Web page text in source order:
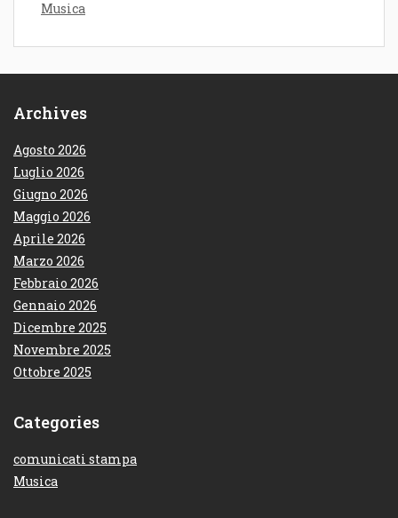
Musica
Archives
Agosto 2026
Luglio 2026
Giugno 2026
Maggio 2026
Aprile 2026
Marzo 2026
Febbraio 2026
Gennaio 2026
Dicembre 2025
Novembre 2025
Ottobre 2025
Categories
comunicati stampa
Musica